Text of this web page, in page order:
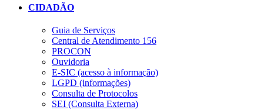
CIDADÃO
Guia de Serviços
Central de Atendimento 156
PROCON
Ouvidoria
E-SIC (acesso à informação)
LGPD (informações)
Consulta de Protocolos
SEI (Consulta Externa)